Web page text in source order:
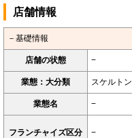
店舗情報
－基礎情報
店舗の状態 −
業態：大分類 スケルトン
業態名 −
フランチャイズ区分 −